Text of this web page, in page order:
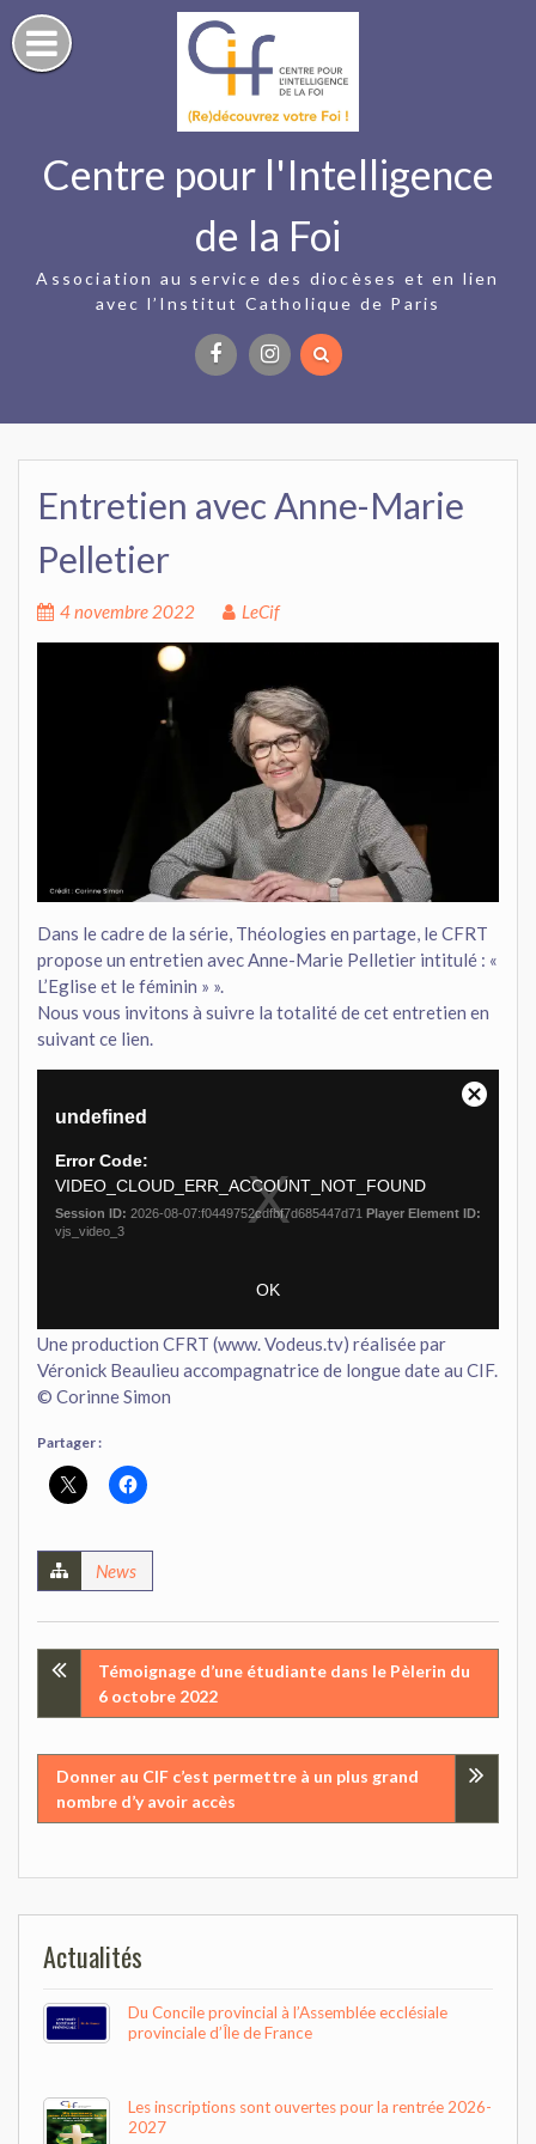
Skip
to
content
Centre pour l'Intelligence
de la Foi
Association au service des diocèses et en lien
avec l’Institut Catholique de Paris
Entretien avec Anne-Marie
Pelletier
4 novembre 2022 LeCif
Dans le cadre de la série, Théologies en partage, le CFRT
propose un entretien avec Anne-Marie Pelletier intitulé : «
L’Eglise et le féminin » ».
Nous vous invitons à suivre la totalité de cet entretien en
suivant ce lien.
Une production CFRT (www. Vodeus.tv) réalisée par
Véronick Beaulieu accompagnatrice de longue date au CIF.
© Corinne Simon
Partager :
News
Navigation
de
l’article
Témoignage d’une étudiante dans le Pèlerin du
6 octobre 2022
Donner au CIF c’est permettre à un plus grand
nombre d’y avoir accès
Actualités
Du Concile provincial à l’Assemblée ecclésiale
provinciale d’Île de France
Les inscriptions sont ouvertes pour la rentrée 2026-
2027